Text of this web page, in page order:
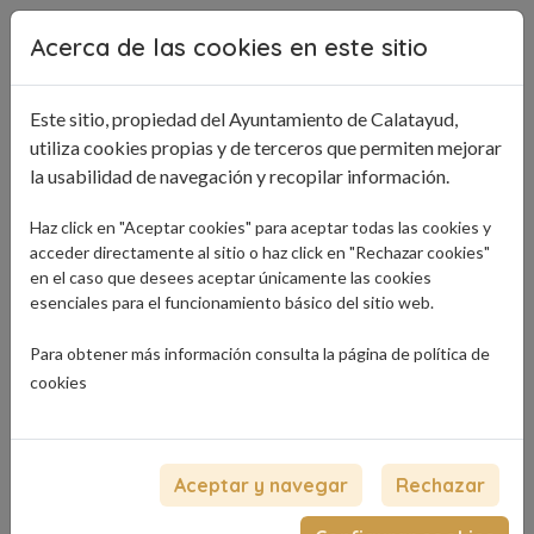
Pasar al contenido principal
Acerca de las cookies en este sitio
Este sitio, propiedad del Ayuntamiento de Calatayud,
utiliza cookies propias y de terceros que permiten mejorar
la usabilidad de navegación y recopilar información.
Haz click en "Aceptar cookies" para aceptar todas las cookies y
acceder directamente al sitio o haz click en "Rechazar cookies"
en el caso que desees aceptar únicamente las cookies
esenciales para el funcionamiento básico del sitio web.
Para obtener más información consulta la página depolítica de
cookies
Aceptar y navegar Rechazar